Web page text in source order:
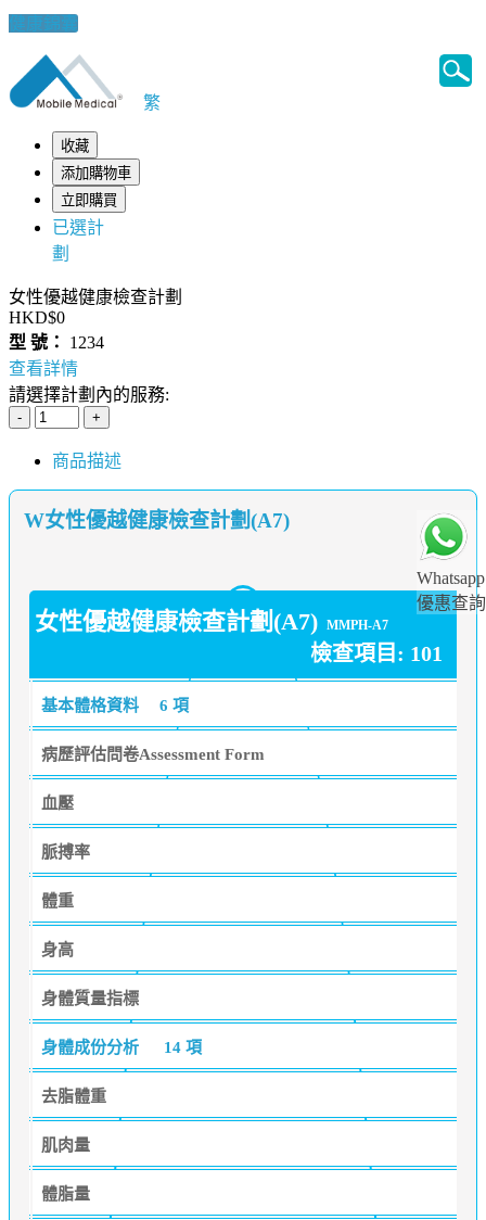
健康錦囊
Whatsapp
優惠查詢
繁
收藏
添加購物車
立即購買
已選計
劃
女性優越健康檢查計劃
HKD$0
型 號：
1234
查看詳情
請選擇計劃內的服務:
商品描述
W女性優越健康檢查計劃(A7)
女性優越健康檢查計劃(A7) MMPH-A7
檢查項目: 101
基本體格資料 6 項
病歷評估問卷Assessment Form
血壓
脈搏率
體重
身高
身體質量指標
身體成份分析 14 項
去脂體重
肌肉量
體脂量